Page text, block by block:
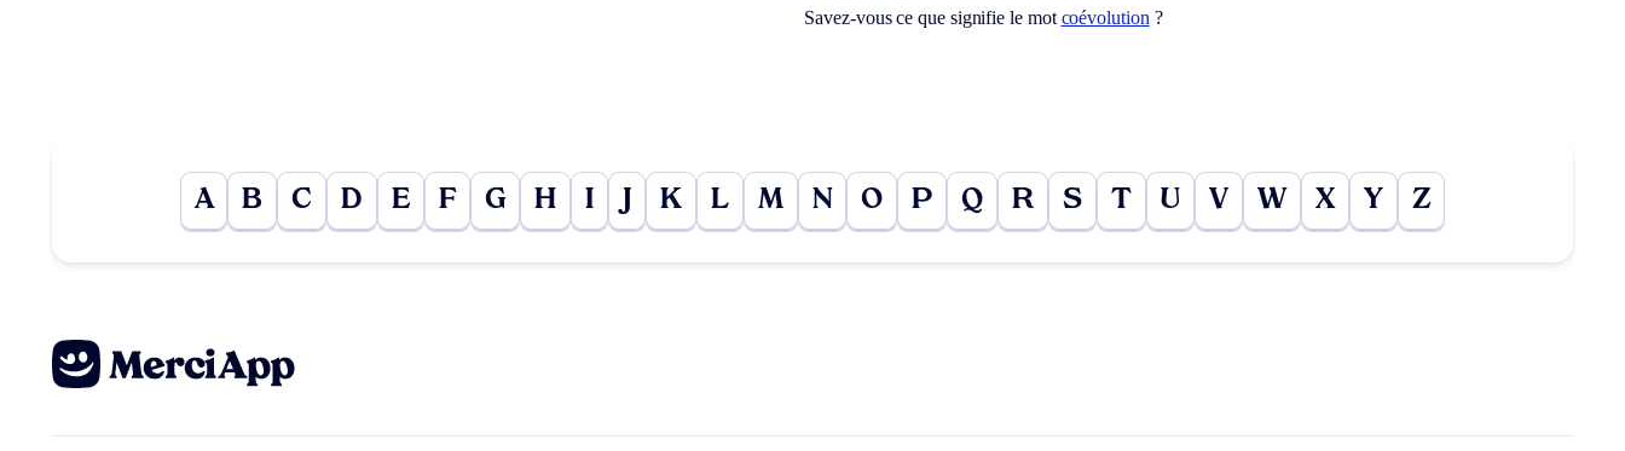
Savez-vous ce que signifie le mot coévolution ?
A B C D E F G H I J K L M N O P Q R S T U V W X Y Z